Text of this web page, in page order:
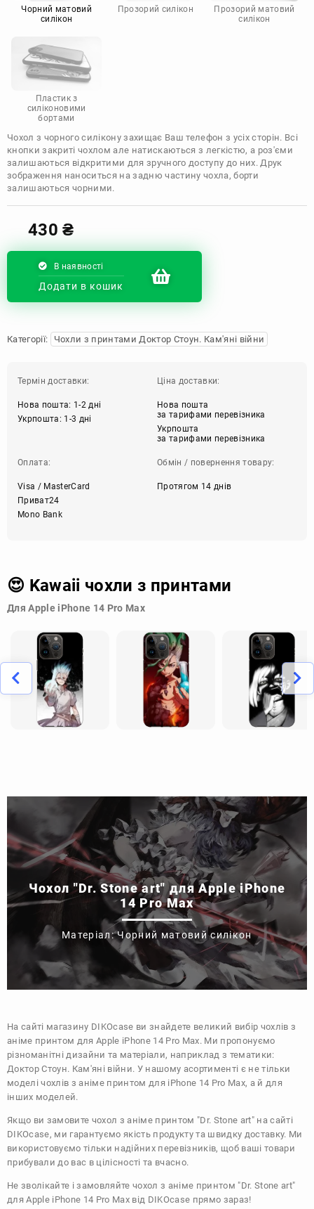
Чорний матовий
силікон
Прозорий силікон
Прозорий матовий
силікон
Пластик з
силіконовими
бортами
Чохол з чорного силікону захищає Ваш телефон з усіх сторін. Всі
кнопки закриті чохлом але натискаються з легкістю, а роз'єми
залишаються відкритими для зручного доступу до них. Друк
зображення наноситься на задню частину чохла, борти
залишаються чорними.
430₴
В наявності
Додати в кошик
Категорії: Чохли з принтами Доктор Стоун. Кам'яні війни
Термін доставки:
Нова пошта: 1-2 дні
Укрпошта: 1-3 дні
Ціна доставки:
Нова пошта
за тарифами перевізника
Укрпошта
за тарифами перевізника
Оплата:
Visa / MasterCard
Приват24
Mono Bank
Обмін / повернення товару:
Протягом 14 днів
😍 Kawaii чохли з принтами
Для Apple iPhone 14 Pro Max
Чохол "Dr. Stone art" для Apple iPhone
14 Pro Max
Матеріал: Чорний матовий силікон
На сайті магазину DIKOcase ви знайдете великий вибір чохлів з
аніме принтом для Apple iPhone 14 Pro Max. Ми пропонуємо
різноманітні дизайни та матеріали, наприклад з тематики:
Доктор Стоун. Кам'яні війни. У нашому асортименті є не тільки
моделі чохлів з аніме принтом для iPhone 14 Pro Max, а й для
інших моделей.
Якщо ви замовите чохол з аніме принтом "Dr. Stone art" на сайті
DIKOcase, ми гарантуємо якість продукту та швидку доставку. Ми
використовуємо тільки надійних перевізників, щоб ваші товари
прибували до вас в цілісності та вчасно.
Не зволікайте і замовляйте чохол з аніме принтом "Dr. Stone art"
для Apple iPhone 14 Pro Max від DIKOcase прямо зараз!